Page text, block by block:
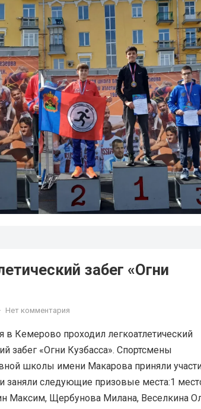
забег «Огни
· Нет комментария
в Кемерово проходил легкоатлетический
забег «Огни Кузбасса». Спортсмены
школы имени Макарова приняли
заняли следующие призовые места:1
Максим, Щербунова Милана, Веселкина